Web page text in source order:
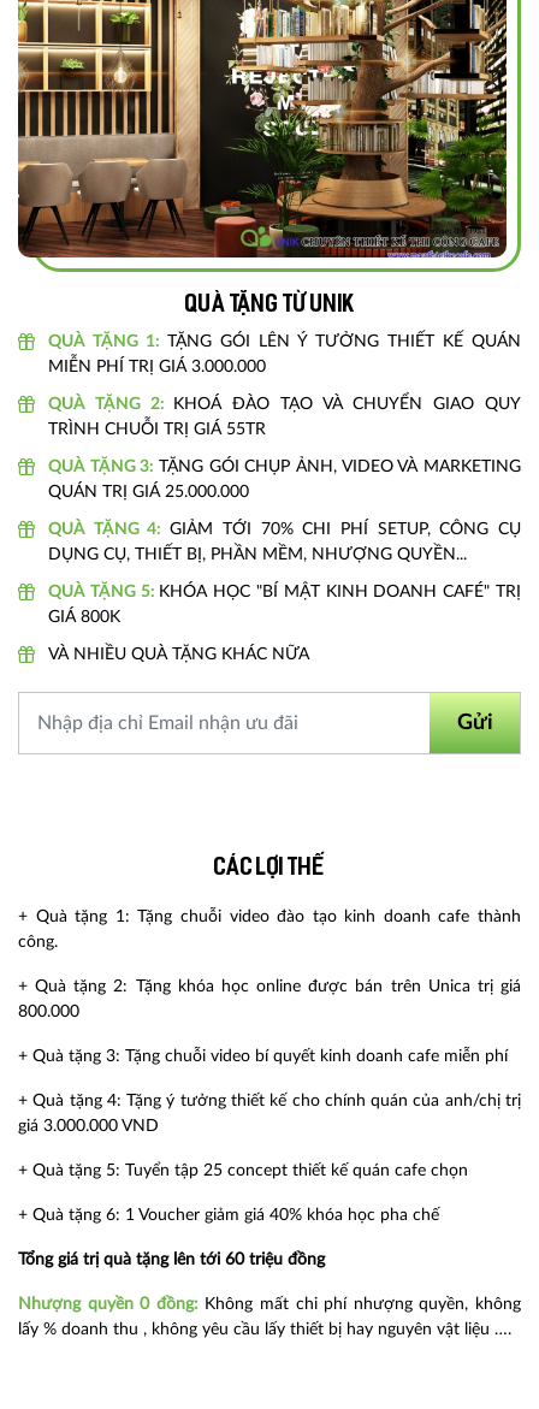
Quà tặng từ unik
QUÀ TẶNG 1: TẶNG GÓI LÊN Ý TƯỞNG THIẾT KẾ QUÁN
MIỄN PHÍ TRỊ GIÁ 3.000.000
QUÀ TẶNG 2:
KHOÁ ĐÀO TẠO VÀ CHUYỂN GIAO QUY
TRÌNH CHUỖI TRỊ GIÁ 55TR
QUÀ TẶNG 3: TẶNG GÓI CHỤP ẢNH, VIDEO VÀ MARKETING
QUÁN TRỊ GIÁ 25.000.000
QUÀ TẶNG 4:GIẢM TỚI 70% CHI PHÍ SETUP, CÔNG CỤ
DỤNG CỤ, THIẾT BỊ, PHẦN MỀM, NHƯỢNG QUYỀN...
QUÀ TẶNG 5: KHÓA HỌC "BÍ MẬT KINH DOANH CAFÉ" TRỊ
GIÁ 800K
VÀ NHIỀU QUÀ TẶNG KHÁC NỮA
Gửi
Các lợi thế
+ Quà tặng 1: Tặng chuỗi video đào tạo kinh doanh cafe thành
công.
+ Quà tặng 2: Tặng khóa học online được bán trên Unica trị giá
800.000
+ Quà tặng 3: Tặng chuỗi video bí quyết kinh doanh cafe miễn phí
+ Quà tặng 4: Tặng ý tưởng thiết kế cho chính quán của anh/chị trị
giá 3.000.000 VND
+ Quà tặng 5: Tuyển tập 25 concept thiết kế quán cafe chọn
+ Quà tặng 6: 1 Voucher giảm giá 40% khóa học pha chế
Tổng giá trị quà tặng lên tới 60 triệu đồng
Nhượng quyền 0 đồng: Không mất chi phí nhượng quyền, không
lấy % doanh thu , không yêu cầu lấy thiết bị hay nguyên vật liệu ….